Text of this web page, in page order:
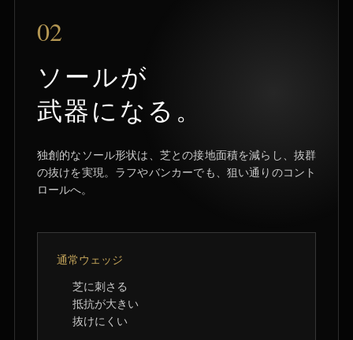
02
ソールが
武器になる。
独創的なソール形状は、芝との接地面積を減らし、抜群
の抜けを実現。ラフやバンカーでも、狙い通りのコント
ロールへ。
通常ウェッジ
芝に刺さる
抵抗が大きい
抜けにくい